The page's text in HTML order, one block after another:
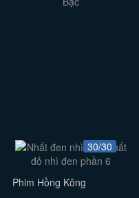
30/30
Phim Hồng Kông